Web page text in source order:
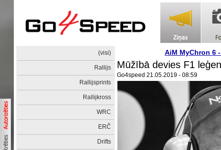
(visi)
Rallijs
Rallijsprints
Rallijkross
WRC
ERČ
Drifts
AiM MyChron 6
Mūžībā devies F1
Go4speed 21.05.2019 - 08:59